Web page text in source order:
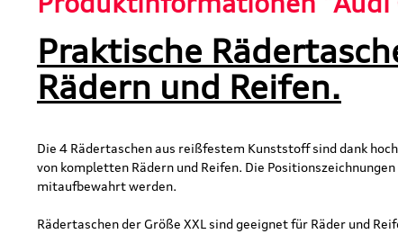
Praktische
Rädern und Reifen.
Die 4 Rädertaschen aus reißfestem Kunststoff sind dank
von kompletten Rädern und Reifen. Die
mitaufbewahrt werden.
Rädertaschen der Größe XXL sind geeignet für Räder und